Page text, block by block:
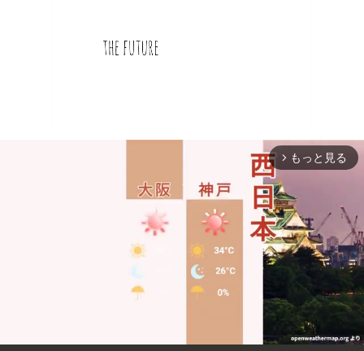
arrow_forward_ios もっと見る